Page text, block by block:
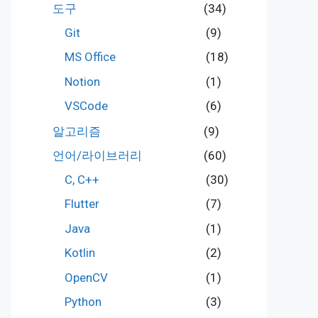
도구
(34)
Git
(9)
MS Office
(18)
Notion
(1)
VSCode
(6)
알고리즘
(9)
언어/라이브러리
(60)
C, C++
(30)
Flutter
(7)
Java
(1)
Kotlin
(2)
OpenCV
(1)
Python
(3)